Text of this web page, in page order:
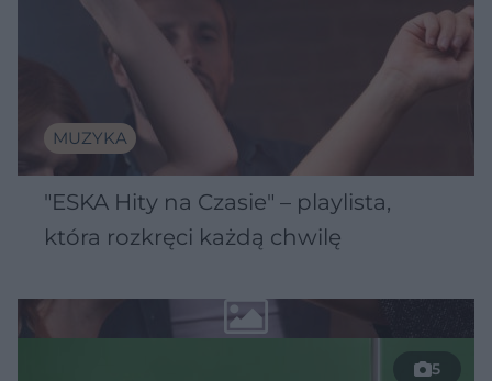
MUZYKA
"ESKA Hity na Czasie" – playlista,
która rozkręci każdą chwilę
5